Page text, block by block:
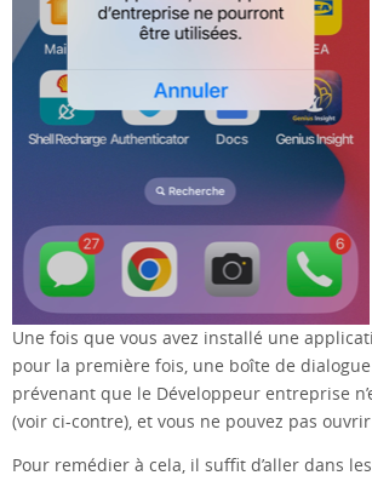
Une fois que vous avez installé une
pour la première fois, une boîte de dialogue
prévenant que le Développeur entreprise
(voir ci-contre), et vous ne pouvez pas ouvrir
Pour remédier à cela, il suffit d’aller dans